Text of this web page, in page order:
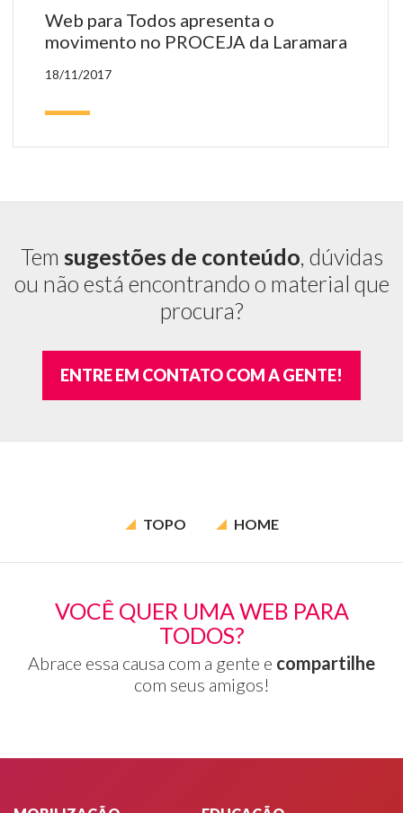
Web para Todos apresenta o
movimento no PROCEJA da Laramara
18/11/2017
Tem sugestões de conteúdo , dúvidas
ou não está encontrando o material que
procura?
ENTRE EM CONTATO COM A GENTE!
TOPO HOME
VOCÊ QUER UMA WEB PARA
TODOS?
Abrace essa causa com a gente e compartilhe
com seus amigos!